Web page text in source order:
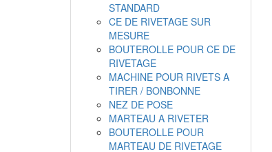
STANDARD
CE DE RIVETAGE SUR
MESURE
BOUTEROLLE POUR CE DE
RIVETAGE
MACHINE POUR RIVETS A
TIRER / BONBONNE
NEZ DE POSE
MARTEAU A RIVETER
BOUTEROLLE POUR
MARTEAU DE RIVETAGE